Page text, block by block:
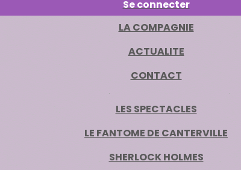
Se connecter
LA COMPAGNIE
ACTUALITE
CONTACT
LES SPECTACLES
LE FANTOME DE CANTERVILLE
SHERLOCK HOLMES